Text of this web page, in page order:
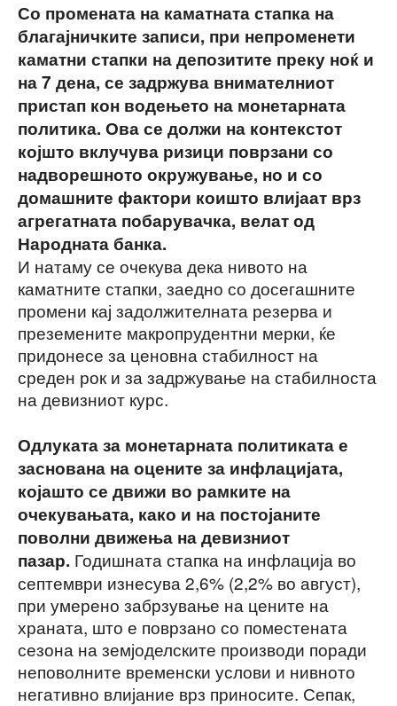
Со промената на каматната стапка на
благајничките записи, при непроменети
каматни стапки на депозитите преку ноќ и
на 7 дена, се задржува внимателниот
пристап кон водењето на монетарната
политика. Ова се должи на контекстот
којшто вклучува ризици поврзани со
надворешното окружување, но и со
домашните фактори коишто влијаат врз
агрегатната побарувачка, велат од
Народната банка.
И натаму се очекува дека нивото на
каматните стапки, заедно со досегашните
промени кај задолжителната резерва и
преземените макропрудентни мерки, ќе
придонесе за ценовна стабилност на
среден рок и за задржување на стабилноста
на девизниот курс.
Одлуката за монетарната политиката е
заснована на оцените за инфлацијата,
којашто се движи во рамките на
очекувањата, како и на постојаните
поволни движења на девизниот
пазар. Годишната стапка на инфлација во
септември изнесува 2,6% (2,2% во август),
при умерено забрзување на цените на
храната, што е поврзано со поместената
сезона на земјоделските производи поради
неповолните временски услови и нивното
негативно влијание врз приносите. Сепак,